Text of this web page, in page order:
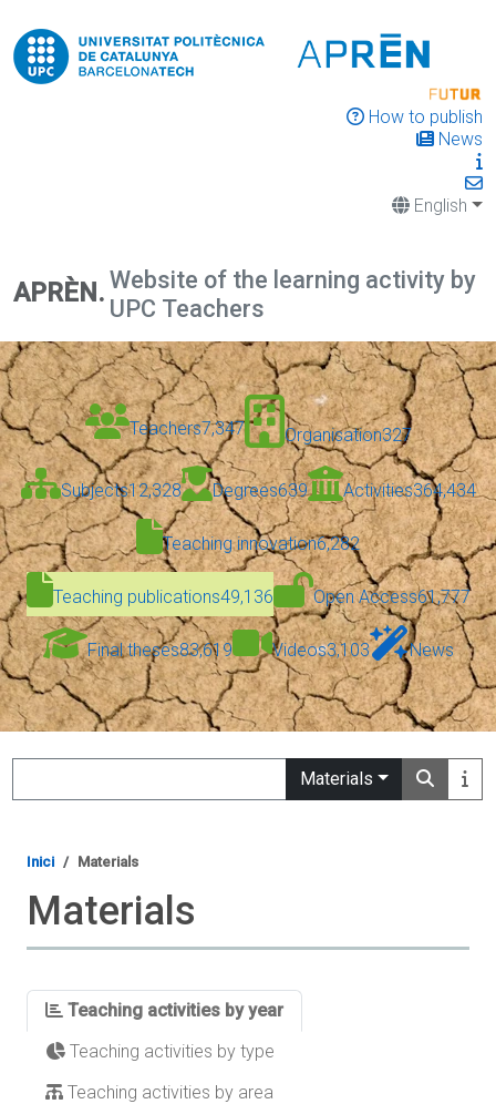
How to publish
News
English
APRÈN. Website of the learning activity by
UPC Teachers
Teachers7,347 Organisation327
Subjects12,328 Degrees639 Activities364,434
Teaching innovation6,282
Teaching publications49,136 Open Access61,777
Final theses83,619 Videos3,103 News
Materials
Inici Materials
Materials
Teaching activities by year
Teaching activities by type
Teaching activities by area